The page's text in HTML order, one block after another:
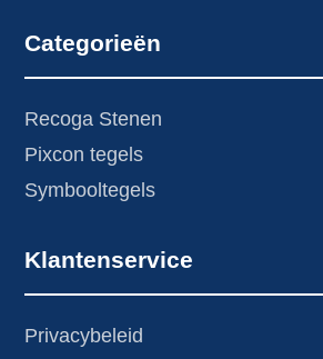
Categorieën
Recoga Stenen
Pixcon tegels
Symbooltegels
Klantenservice
Privacybeleid